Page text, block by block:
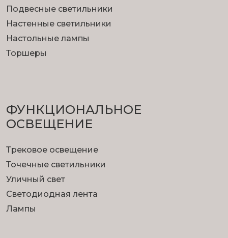
Подвесные светильники
Настенные светильники
Настольные лампы
Торшеры
ФУНКЦИОНА­ЛЬНОЕ
ОСВЕЩЕНИЕ
Трековое освещение
Точечные светильники
Уличный свет
Светодиодная лента
Лампы